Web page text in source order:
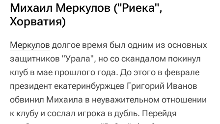
Михаил Меркулов ("Риека",
Хорватия)
Меркулов долгое время был одним из основных
защитников "Урала", но со скандалом покинул
клуб в мае прошлого года. До этого в феврале
президент екатеринбуржцев Григорий Иванов
обвинил Михаила в неуважительном отношении
к клубу и сослал игрока в дубль. Перейдя